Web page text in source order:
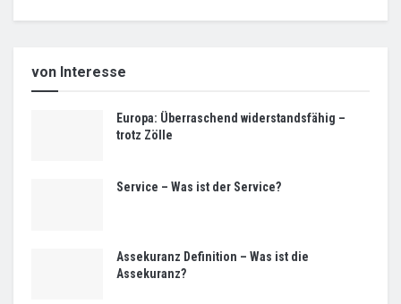
von Interesse
Europa: Überraschend widerstandsfähig –
trotz Zölle
Service – Was ist der Service?
Assekuranz Definition – Was ist die
Assekuranz?